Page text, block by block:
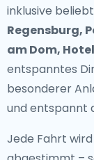
inklusive
Regensburg,
am Dom,
entspanntes
besonderer
und entspannt
Jede Fahrt